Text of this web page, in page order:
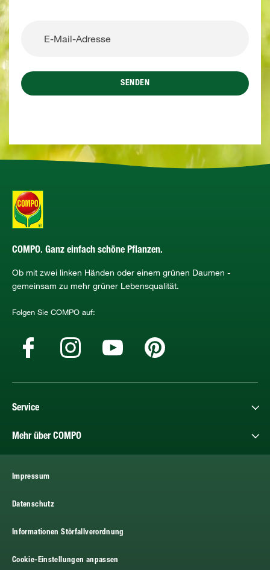
SENDEN
COMPO. Ganz einfach schöne Pflanzen.
Ob mit zwei linken Händen oder einem grünen Daumen -
gemeinsam zu mehr grüner Lebensqualität.
Folgen Sie COMPO auf:
Service
Mehr über COMPO
Impressum
Datenschutz
Informationen Störfallverordnung
Cookie-Einstellungen anpassen